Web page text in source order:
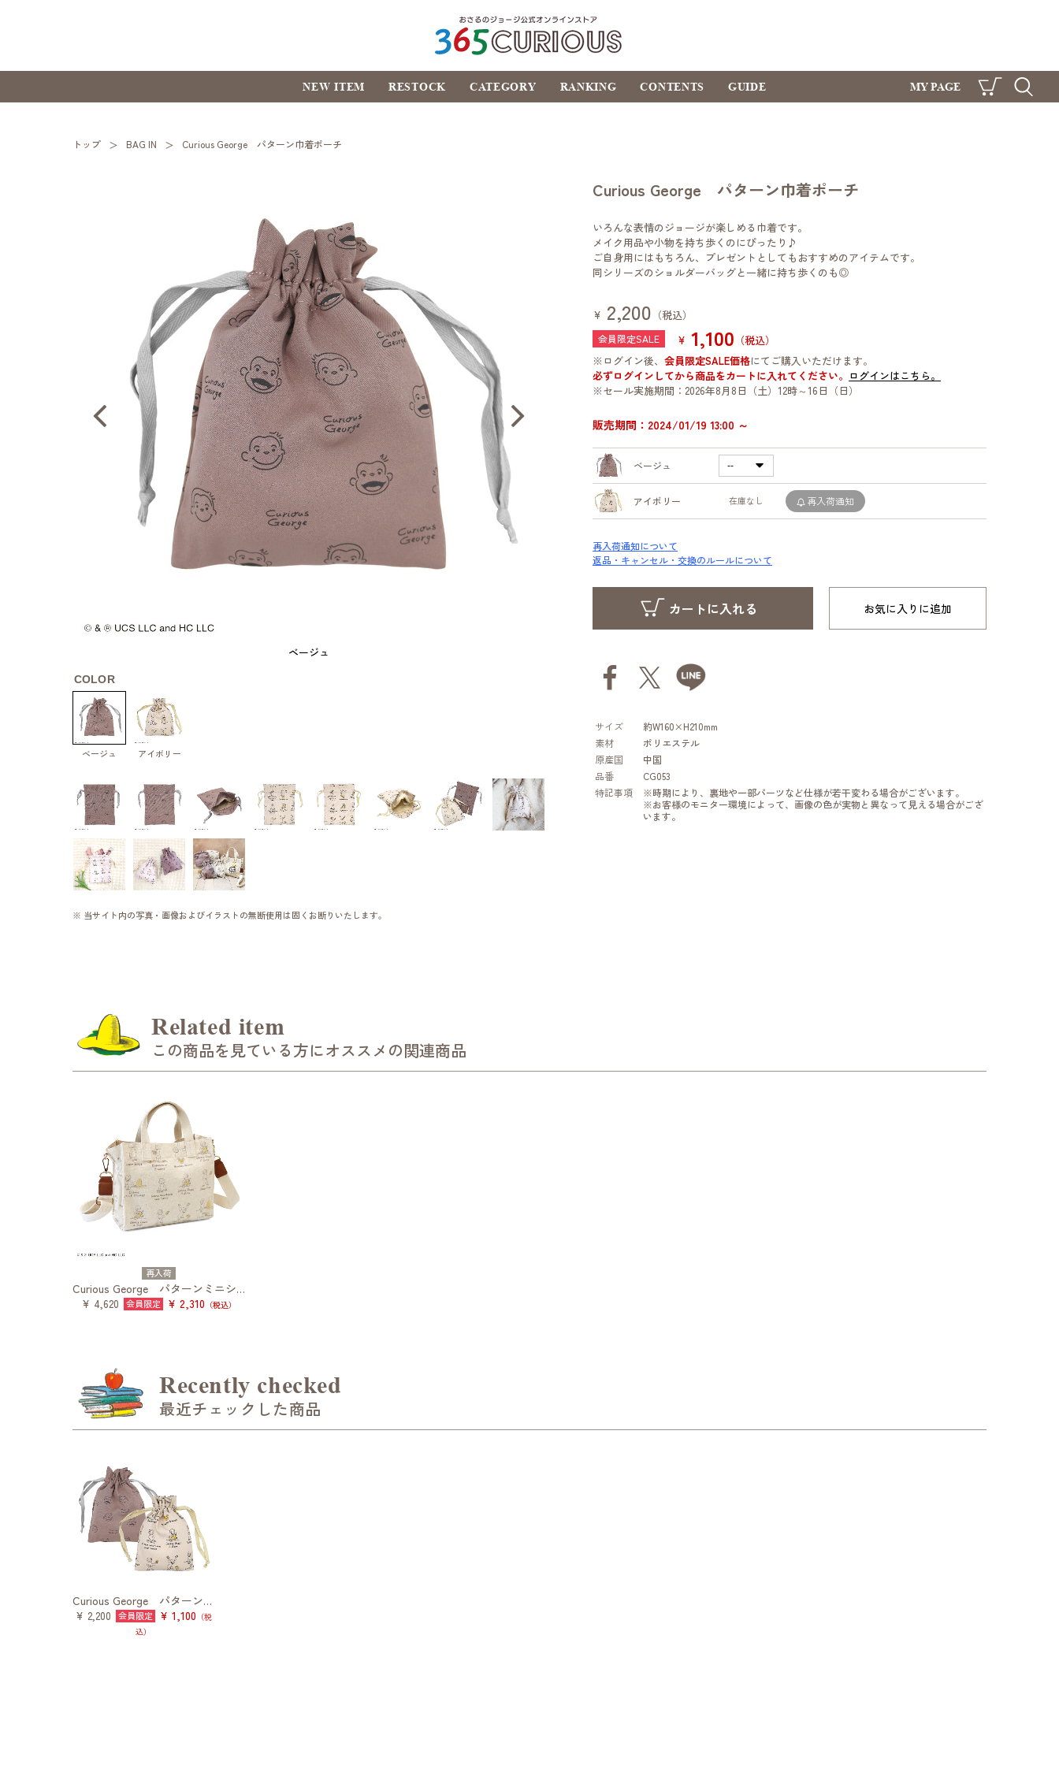
おさるのジョージ公式オ
ンラインストア
NEW ITEM RESTOCK CATEGORY RANKING CONTENTS GUIDE
MY PAGE
CART SEARCH
トップ BAG IN Curious George パターン巾着ポーチ
ベージュ
COLOR
ベージュ アイボリー
※ 当サイト内の写真・画像およびイラストの無断使用は固くお断りいたします。
Curious George パターン巾着ポーチ
いろんな表情のジョージが楽しめる巾着です。
メイク用品や小物を持ち歩くのにぴったり♪
ご自身用にはもちろん、プレゼントとしてもおすすめのアイテムです。
同シリーズのショルダーバッグと一緒に持ち歩くのも◎
¥ 2,200 （税込）
¥ 1,100 （税込）
※ログイン後、 会員限定SALE価格にてご購入いただけます。
必ずログインしてから商品をカートに入れてください。 ログインはこちら。
※セール実施期間：2026年8月8日（土）12時～16日（日）
販売期間：2024/01/19 13:00 ～
ベージュ
アイボリー 在庫なし 再入荷通知
再入荷通知について
返品・キャンセル・交換のルールについて
お気に入りに追加
サイズ
約W160×H210mm
素材
ポリエステル
原産国
中国
品番
CG053
特記事項
※時期により、裏地や一部パーツなど仕様が若干変わる場合がございます。
※お客様のモニター環境によって、画像の色が実物と異なって見える場合がござ
います。
Related item
この商品を見ている方にオススメの関連商品
再入荷
Curious George パターンミニショルダー
¥ 4,620 ¥ 2,310 （税込）
Recently checked
最近チェックした商品
Curious George パターン巾着ポーチ
¥ 2,200 ¥ 1,100 （税
込）